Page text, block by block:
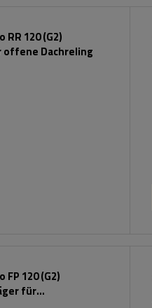
RR 120 (G2)
Dachreling
FP 120 (G2)
für